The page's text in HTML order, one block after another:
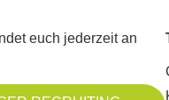
euch jederzeit an